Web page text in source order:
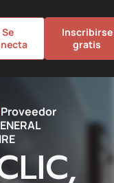
Se
Inscribirse
gratis
Proveedor